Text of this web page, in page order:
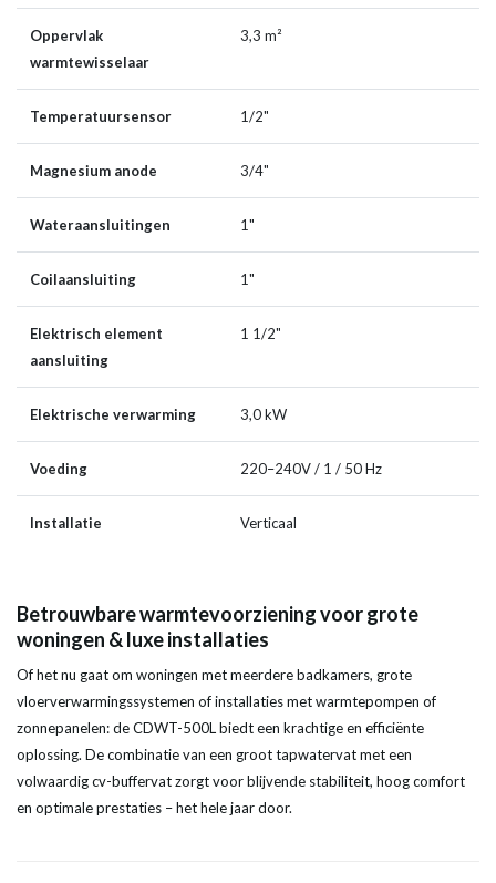
Oppervlak
warmtewisselaar
3,3 m²
Temperatuursensor 1/2"
Magnesium anode 3/4"
Wateraansluitingen 1"
Coilaansluiting 1"
Elektrisch element
aansluiting
1 1/2"
Elektrische verwarming 3,0 kW
Voeding 220–240V / 1 / 50 Hz
Installatie Verticaal
Betrouwbare warmtevoorziening voor grote
woningen & luxe installaties
Of het nu gaat om woningen met meerdere badkamers, grote
vloerverwarmingssystemen of installaties met warmtepompen of
zonnepanelen: de CDWT-500L biedt een krachtige en efficiënte
oplossing. De combinatie van een groot tapwatervat met een
volwaardig cv-buffervat zorgt voor blijvende stabiliteit, hoog comfort
en optimale prestaties – het hele jaar door.